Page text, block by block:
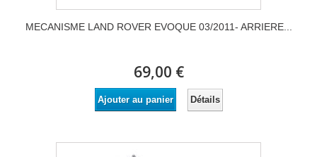
MECANISME LAND ROVER EVOQUE 03/2011- ARRIERE...
69,00 €
Ajouter au panier Détails